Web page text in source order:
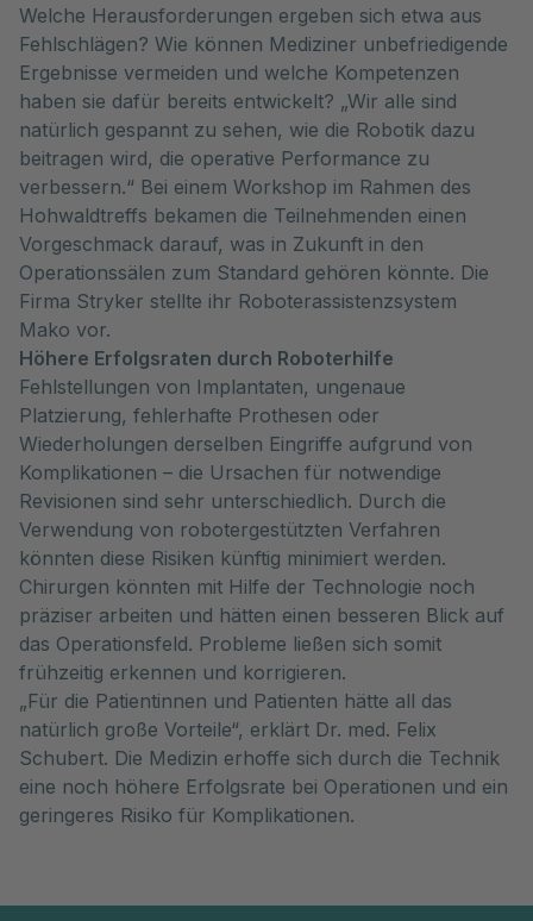
Welche Herausforderungen ergeben sich etwa aus
Fehlschlägen? Wie können Mediziner unbefriedigende
Ergebnisse vermeiden und welche Kompetenzen
haben sie dafür bereits entwickelt? „Wir alle sind
natürlich gespannt zu sehen, wie die Robotik dazu
beitragen wird, die operative Performance zu
verbessern.“ Bei einem Workshop im Rahmen des
Hohwaldtreffs bekamen die Teilnehmenden einen
Vorgeschmack darauf, was in Zukunft in den
Operationssälen zum Standard gehören könnte. Die
Firma Stryker stellte ihr Roboterassistenzsystem
Mako vor.
Höhere Erfolgsraten durch Roboterhilfe
Fehlstellungen von Implantaten, ungenaue
Platzierung, fehlerhafte Prothesen oder
Wiederholungen derselben Eingriffe aufgrund von
Komplikationen – die Ursachen für notwendige
Revisionen sind sehr unterschiedlich. Durch die
Verwendung von robotergestützten Verfahren
könnten diese Risiken künftig minimiert werden.
Chirurgen könnten mit Hilfe der Technologie noch
präziser arbeiten und hätten einen besseren Blick auf
das Operationsfeld. Probleme ließen sich somit
frühzeitig erkennen und korrigieren.
„Für die Patientinnen und Patienten hätte all das
natürlich große Vorteile“, erklärt Dr. med. Felix
Schubert. Die Medizin erhoffe sich durch die Technik
eine noch höhere Erfolgsrate bei Operationen und ein
geringeres Risiko für Komplikationen.